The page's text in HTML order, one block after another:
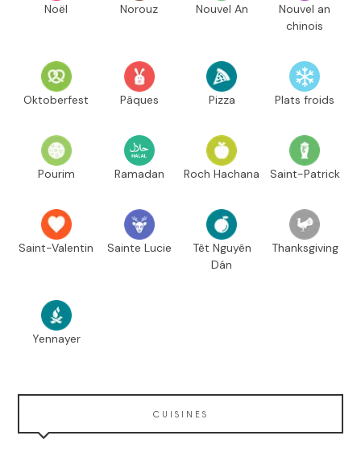
Noël Norouz Nouvel An
Nouvel an
chinois
Oktoberfest Pâques Pizza Plats froids
Pourim Ramadan Roch Hachana Saint-Patrick
Saint-Valentin Sainte Lucie
Têt Nguyên
Dán
Thanksgiving
Yennayer
CUISINES